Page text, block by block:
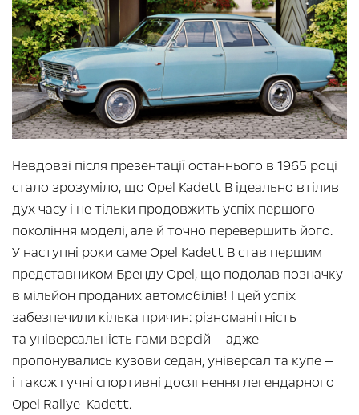
Невдовзі після презентації останнього в 1965 році
стало зрозуміло, що Opel Kadett B ідеально втілив
дух часу і не тільки продовжить успіх першого
покоління моделі, але й точно перевершить його.
У наступні роки саме Opel Kadett B став першим
представником Бренду Opel, що подолав позначку
в мільйон проданих автомобілів! І цей успіх
забезпечили кілька причин: різноманітність
та універсальність гами версій — адже
пропонувались кузови седан, універсал та купе —
і також гучні спортивні досягнення легендарного
Opel Rallye-Kadett.